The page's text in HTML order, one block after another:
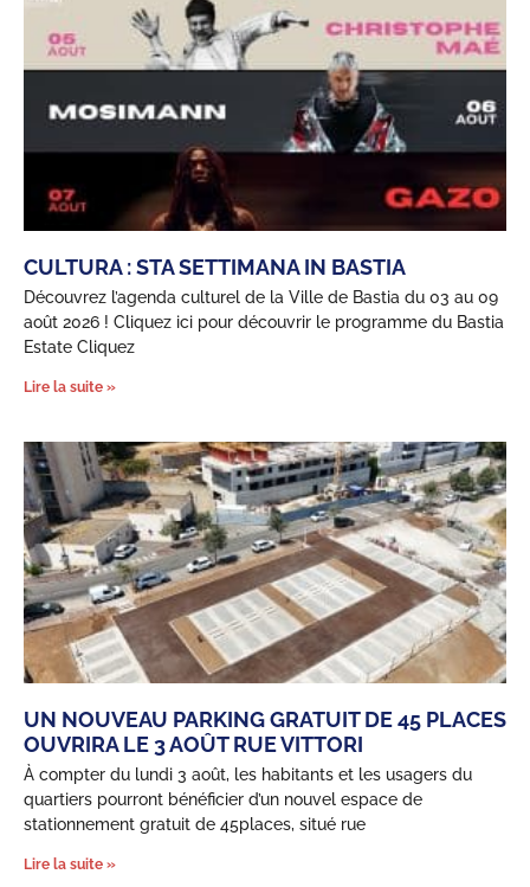
CULTURA : STA SETTIMANA IN BASTIA
Découvrez l’agenda culturel de la Ville de Bastia du 03 au 09
août 2026 ! Cliquez ici pour découvrir le programme du Bastia
Estate Cliquez
Lire la suite »
UN NOUVEAU PARKING GRATUIT DE 45 PLACES
OUVRIRA LE 3 AOÛT RUE VITTORI
À compter du lundi 3 août, les habitants et les usagers du
quartiers pourront bénéficier d’un nouvel espace de
stationnement gratuit de 45places, situé rue
Lire la suite »